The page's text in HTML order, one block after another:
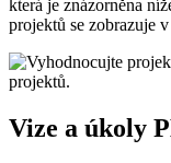
která je znázorněna
projektů se zobrazuje
Vize a úkoly